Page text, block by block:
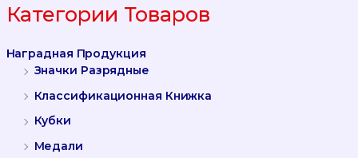
А
Т
:
Категории Товаров
Наградная Продукция
Значки Разрядные
Классификационная Книжка
Кубки
Медали